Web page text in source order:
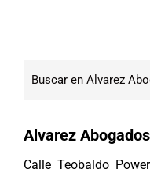
Alvarez
Calle Teobaldo